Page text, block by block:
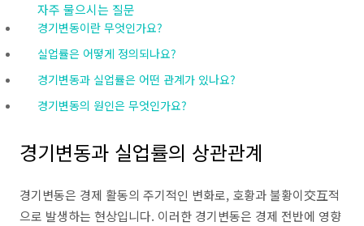
자주 물으시는 질문
경기변동이란 무엇인가요?
실업률은 어떻게 정의되나요?
경기변동과 실업률은 어떤 관계가 있나요?
경기변동의 원인은 무엇인가요?
경기변동과 실업률의 상관관계
경기변동은 경제 활동의 주기적인 변화로, 호황과 불황이交互적
으로 발생하는 현상입니다. 이러한 경기변동은 경제 전반에 영향